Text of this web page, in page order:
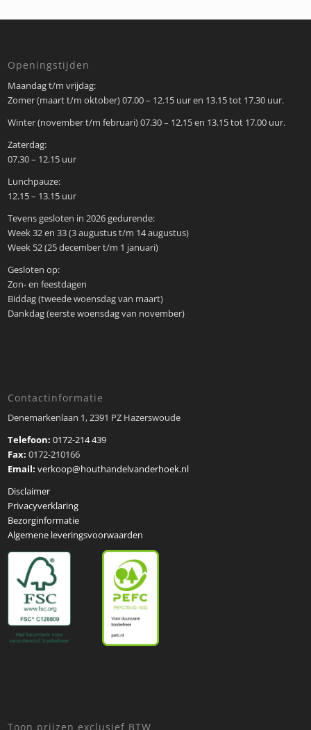
Openingstijden
Maandag t/m vrijdag:
Zomer (maart t/m oktober) 07.00 – 12.15 uur en 13.15 tot 17.30 uur.
Winter (november t/m februari) 07.30 – 12.15 en 13.15 tot 17.00 uur.
Zaterdag:
07.30 – 12.15 uur
Lunchpauze:
12.15 – 13.15 uur
Tevens gesloten in 2026 gedurende:
Week 32 en 33 (3 augustus t/m 14 augustus)
Week 52 (25 december t/m 1 januari)
Gesloten op:
Zon- en feestdagen
Biddag (tweede woensdag van maart)
Dankdag (eerste woensdag van november)
Contactinformatie
Denemarkenlaan 1, 2391 PZ Hazerswoude
Telefoon:0172-214 439
Fax:0172-210166
Email: verkoop@houthandelvanderhoek.nl
Disclaimer
Privacyverklaring
Bezorginformatie
Algemene leveringsvoorwaarden
Toon prijzen exclusief BTW